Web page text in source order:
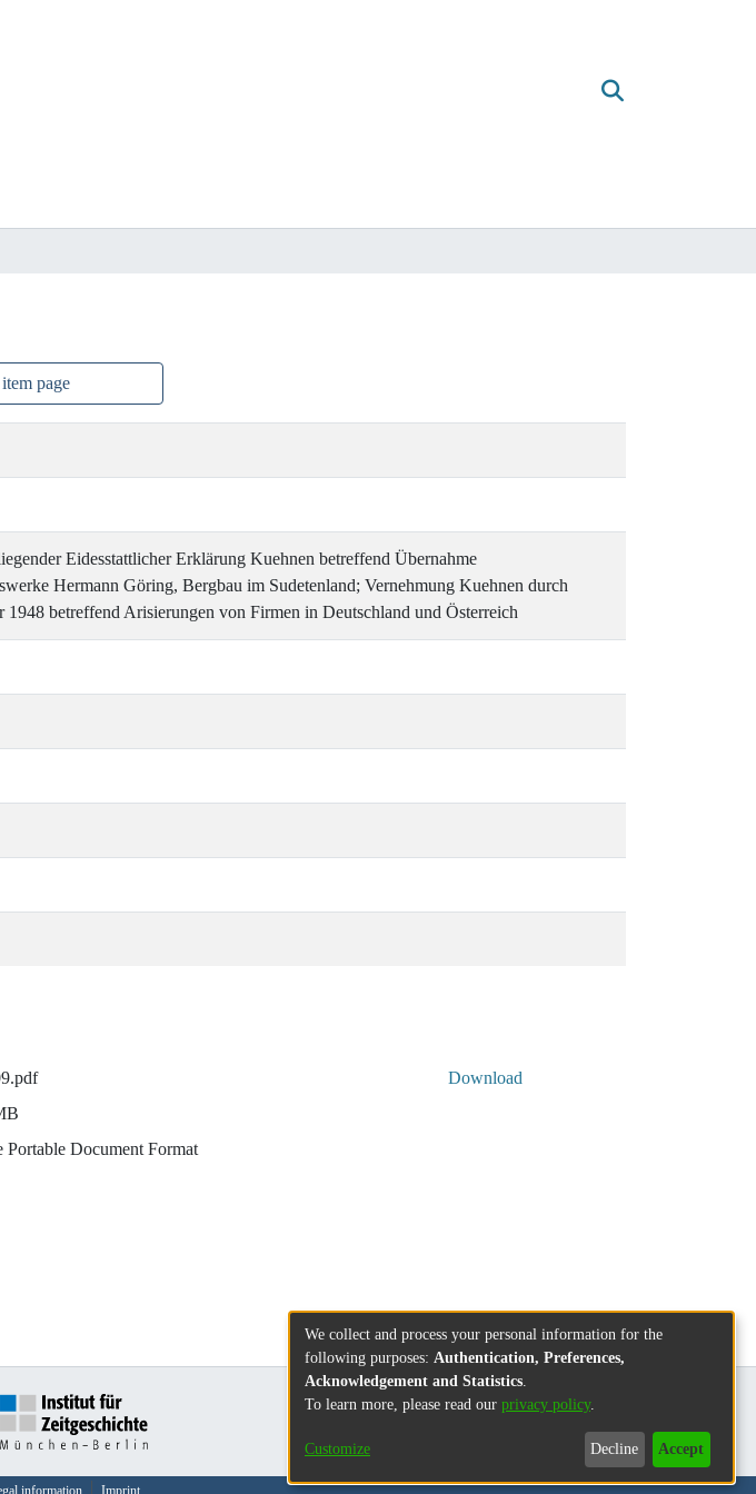
page
Eidesstattlicher Erklärung Kuehnen betreffend Übernahme
Hermann Göring, Bergbau im Sudetenland; Vernehmung Kuehnen durch
betreffend Arisierungen von Firmen in Deutschland und Österreich
Portable Document Format
Download
information Imprint
We collect and process your personal information for the
following purposes: Authentication, Preferences,
Acknowledgement and Statistics
To learn more, please read our privacy policy.
Customize Decline Accept